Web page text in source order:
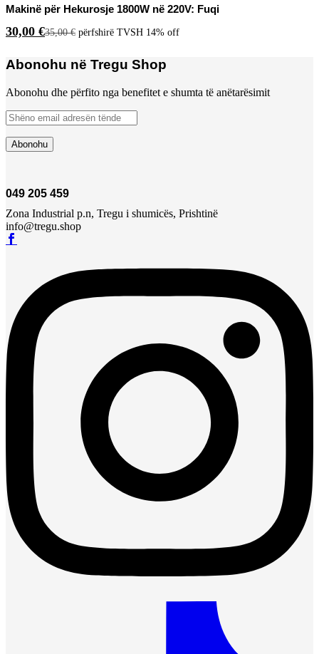
Makinë për Hekurosje 1800W në 220V: Fuqi
30,00 €35,00€ përfshirë TVSH 14% off
Abonohu në Tregu Shop
Abonohu dhe përfito nga benefitet e shumta të anëtarësimit
049 205 459
Zona Industrial p.n, Tregu i shumicës, Prishtinë
info@tregu.shop